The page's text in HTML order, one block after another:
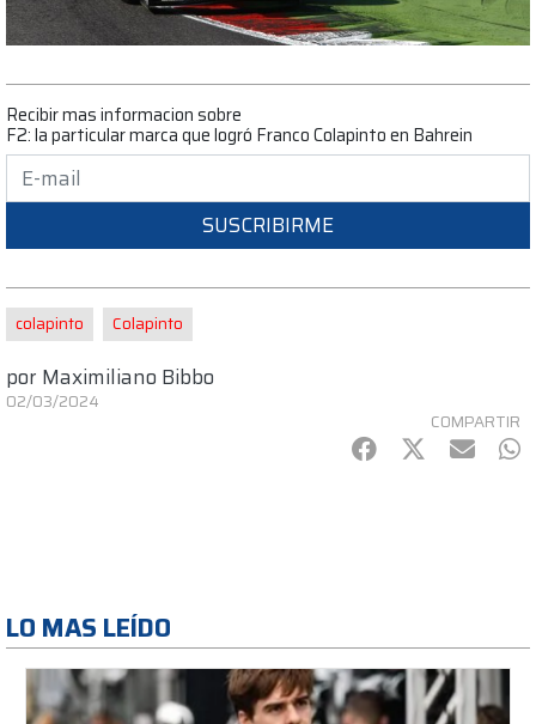
Recibir mas informacion sobre
F2: la particular marca que logró Franco Colapinto en Bahrein
SUSCRIBIRME
colapinto Colapinto
por Maximiliano Bibbo
02/03/2024
COMPARTIR
Facebook
Twitter
mail
LO MAS LEÍDO